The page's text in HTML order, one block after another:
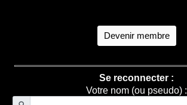
Devenir membre
Se reconnecter :
Votre nom (ou pseudo) :